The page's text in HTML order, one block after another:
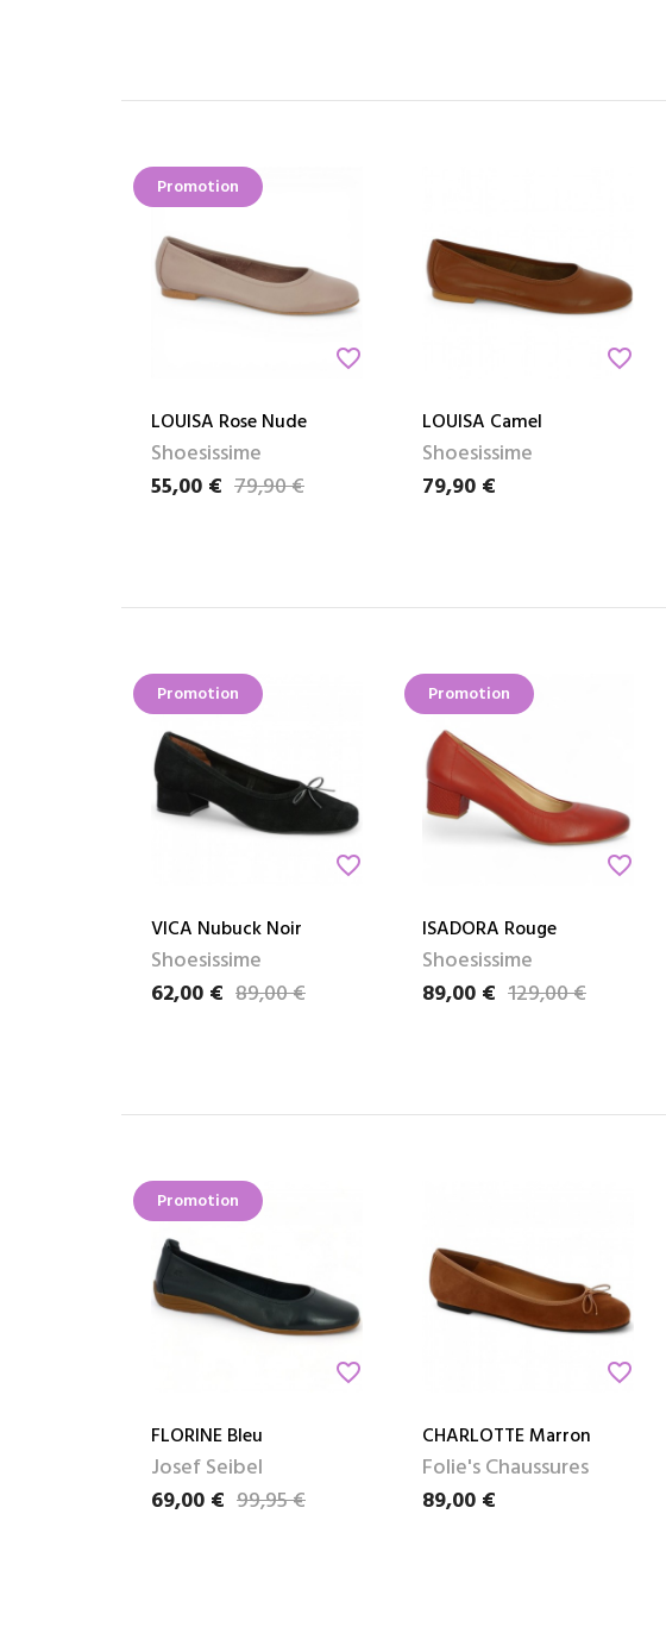
Promotion
favorite_border
LOUISA Rose Nude
Shoesissime
Prix
55,00 €
Prix de base79,90 €
favorite_border
LOUISA Camel
Shoesissime
Prix
79,90 €
Promotion
favorite_border
VICA Nubuck Noir
Shoesissime
Prix
62,00 €
Prix de base89,00 €
Promotion
favorite_border
ISADORA Rouge
Shoesissime
Prix
89,00 €
Prix de base129,00 €
Promotion
favorite_border
FLORINE Bleu
Josef Seibel
Prix
69,00 €
Prix de base99,95 €
favorite_border
CHARLOTTE Marron
Folie's Chaussures
Prix
89,00 €